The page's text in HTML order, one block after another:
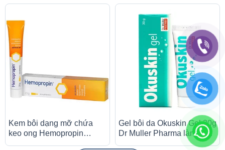
Kem bôi dạng mỡ chứa
keo ong Hemopropin
Gel bôi da Okuskin Gel 30g
Dr Muller Pharma lành vết
thương hở và hạn chế sự